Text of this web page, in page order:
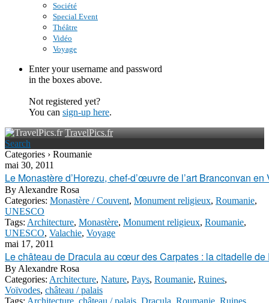
Société
Special Event
Théâtre
Vidéo
Voyage
Enter your username and password
in the boxes above.
Not registered yet?
You can sign-up here.
TravelPics.fr
Search
Categories › Roumanie
mai 30, 2011
Le Monastère d’Horezu, chef-d’œuvre de l’art Branconvan en
By Alexandre Rosa
Categories: Monastère / Couvent, Monument religieux, Roumanie,
UNESCO
Tags: Architecture, Monastère, Monument religieux, Roumanie,
UNESCO, Valachie, Voyage
mai 17, 2011
Le château de Dracula au cœur des Carpates : la citadelle de
By Alexandre Rosa
Categories: Architecture, Nature, Pays, Roumanie, Ruines,
Voïvodes, château / palais
Tags: Architecture château / palais Dracula Roumanie Ruines